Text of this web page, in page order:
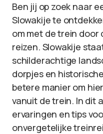
Ben jij op zoek naar
Slowakije te
om met de trein
reizen. Slowakije
schilderachtige
dorpjes en
betere manier om
vanuit de trein. In dit
ervaringen en tips
onvergetelijke